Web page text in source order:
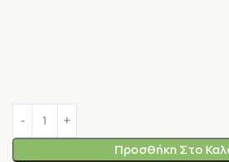
Προσθήκη Στο